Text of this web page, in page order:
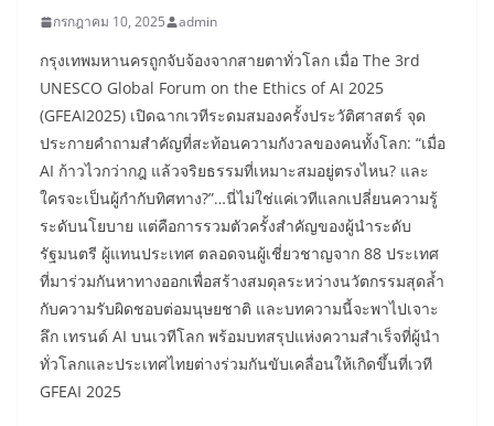
กรกฎาคม 10, 2025 admin
กรุงเทพมหานครถูกจับจ้องจากสายตาทั่วโลก เมื่อ The 3rd
UNESCO Global Forum on the Ethics of AI 2025
(GFEAI2025) เปิดฉากเวทีระดมสมองครั้งประวัติศาสตร์ จุด
ประกายคำถามสำคัญที่สะท้อนความกังวลของคนทั้งโลก: “เมื่อ
AI ก้าวไวกว่ากฎ แล้วจริยธรรมที่เหมาะสมอยู่ตรงไหน? และ
ใครจะเป็นผู้กำกับทิศทาง?”…นี่ไม่ใช่แค่เวทีแลกเปลี่ยนความรู้
ระดับนโยบาย แต่คือการรวมตัวครั้งสำคัญของผู้นำระดับ
รัฐมนตรี ผู้แทนประเทศ ตลอดจนผู้เชี่ยวชาญจาก 88 ประเทศ
ที่มาร่วมกันหาทางออกเพื่อสร้างสมดุลระหว่างนวัตกรรมสุดล้ำ
กับความรับผิดชอบต่อมนุษยชาติ และบทความนี้จะพาไปเจาะ
ลึก เทรนด์ AI บนเวทีโลก พร้อมบทสรุปแห่งความสำเร็จที่ผู้นำ
ทั่วโลกและประเทศไทยต่างร่วมกันขับเคลื่อนให้เกิดขึ้นที่เวที
GFEAI 2025